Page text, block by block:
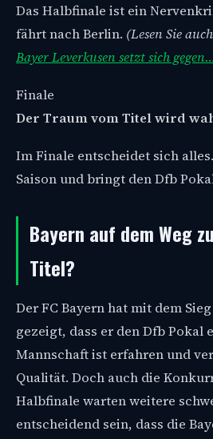
Das Halbfinale ist ein
fährt nach Berlin. (Lesen Sie
Bayer Leverkusen setzt sich
Finale
Der Traum vom Titel wird
Im Finale entscheidet sich
Saison und bringt den Dfb
Bayern auf dem Weg
Titel?
Der FC Bayern hat mit dem
gezeigt, dass er den Dfb Pokal
Mannschaft ist erfahren und
Qualität. Doch auch die
Halbfinale warten weitere
entscheidend sein, dass die